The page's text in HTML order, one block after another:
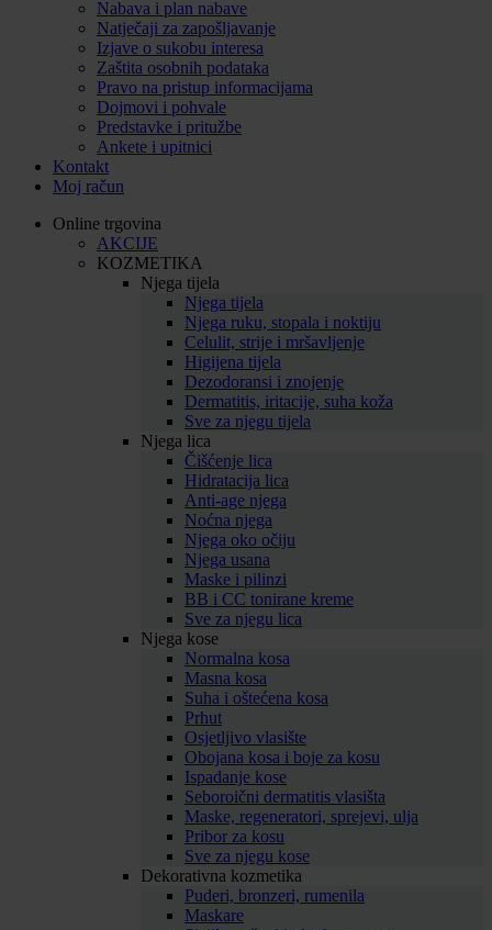
Nabava i plan nabave
Natječaji za zapošljavanje
Izjave o sukobu interesa
Zaštita osobnih podataka
Pravo na pristup informacijama
Dojmovi i pohvale
Predstavke i pritužbe
Ankete i upitnici
Kontakt
Moj račun
Online trgovina
AKCIJE
KOZMETIKA
Njega tijela
Njega tijela
Njega ruku, stopala i noktiju
Celulit, strije i mršavljenje
Higijena tijela
Dezodoransi i znojenje
Dermatitis, iritacije, suha koža
Sve za njegu tijela
Njega lica
Čišćenje lica
Hidratacija lica
Anti-age njega
Noćna njega
Njega oko očiju
Njega usana
Maske i pilinzi
BB i CC tonirane kreme
Sve za njegu lica
Njega kose
Normalna kosa
Masna kosa
Suha i oštećena kosa
Prhut
Osjetljivo vlasište
Obojana kosa i boje za kosu
Ispadanje kose
Seboroični dermatitis vlasišta
Maske, regeneratori, sprejevi, ulja
Pribor za kosu
Sve za njegu kose
Dekorativna kozmetika
Puderi, bronzeri, rumenila
Maskare